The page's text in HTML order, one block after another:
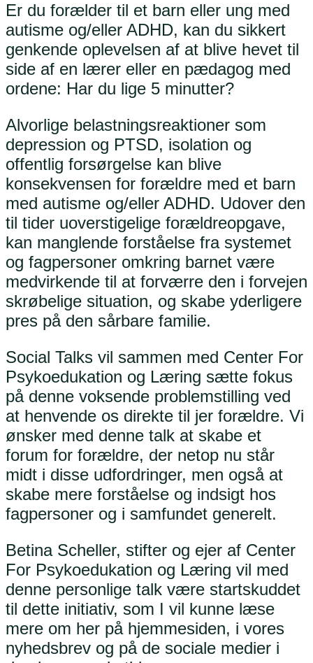
Er du forælder til et barn eller ung med
autisme og/eller ADHD, kan du sikkert
genkende oplevelsen af at blive hevet til
side af en lærer eller en pædagog med
ordene: Har du lige 5 minutter?
Alvorlige belastningsreaktioner som
depression og PTSD, isolation og
offentlig forsørgelse kan blive
konsekvensen for forældre med et barn
med autisme og/eller ADHD. Udover den
til tider uoverstigelige forældreopgave,
kan manglende forståelse fra systemet
og fagpersoner omkring barnet være
medvirkende til at forværre den i forvejen
skrøbelige situation, og skabe yderligere
pres på den sårbare familie.
Social Talks vil sammen med Center For
Psykoedukation og Læring sætte fokus
på denne voksende problemstilling ved
at henvende os direkte til jer forældre. Vi
ønsker med denne talk at skabe et
forum for forældre, der netop nu står
midt i disse udfordringer, men også at
skabe mere forståelse og indsigt hos
fagpersoner og i samfundet generelt.
Betina Scheller, stifter og ejer af Center
For Psykoedukation og Læring vil med
denne personlige talk være startskuddet
til dette initiativ, som I vil kunne læse
mere om her på hjemmesiden, i vores
nyhedsbrev og på de sociale medier i